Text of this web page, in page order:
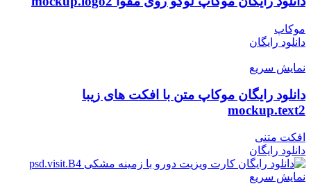
موکاپ
دانلود رایگان
نمایش سریع
دانلود رایگان موکاپ متن با افکت های زیبا
mockup.text2
افکت متنی
دانلود رایگان
نمایش سریع